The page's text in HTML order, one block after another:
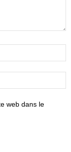
web dans le